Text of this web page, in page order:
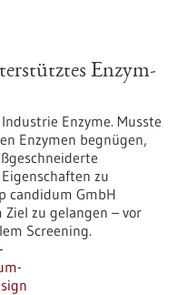
Enzym-
Enzyme. Musste
Enzymen begnügen,
zu
candidum GmbH
zu gelangen – vor
Screening.